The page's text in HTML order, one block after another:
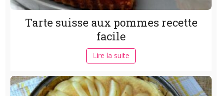
Tarte suisse aux pommes recette
facile
Lire la suite